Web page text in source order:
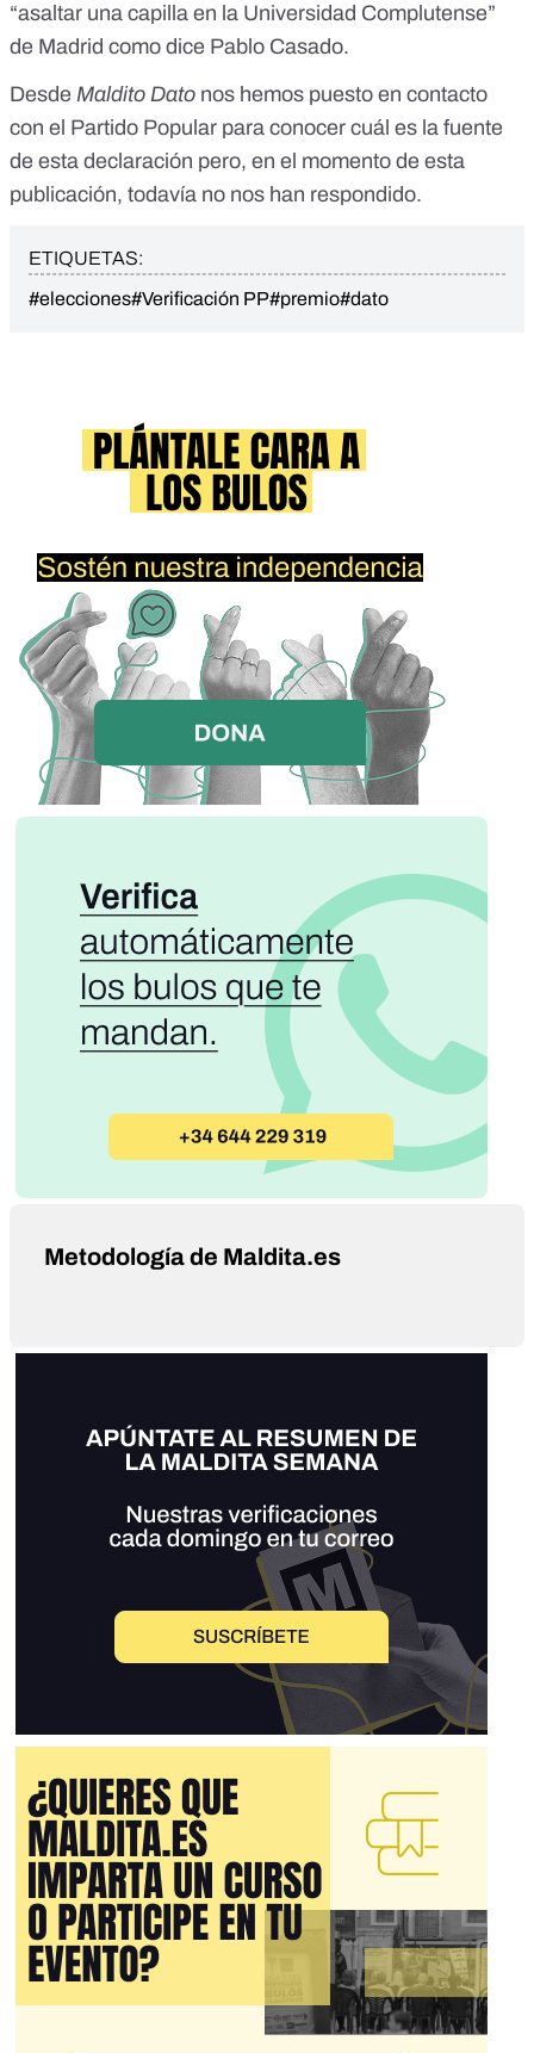
“asaltar una capilla en la Universidad Complutense”
de Madrid como dice Pablo Casado.
Desde Maldito Dato nos hemos puesto en contacto
con el Partido Popular para conocer cuál es la fuente
de esta declaración pero, en el momento de esta
publicación, todavía no nos han respondido.
ETIQUETAS:
#elecciones#Verificación PP#premio#dato
Metodología de Maldita.es